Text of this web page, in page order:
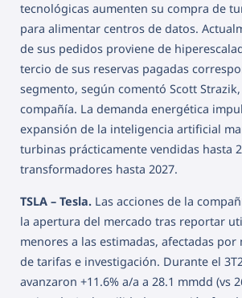
tecnológicas aumenten su compra de
para alimentar centros de datos.
de sus pedidos proviene de
tercio de sus reservas pagadas
segmento, según comentó Scott Strazik,
compañía. La demanda energética
expansión de la inteligencia artificial
turbinas prácticamente vendidas hasta
transformadores hasta 2027.
TSLA – Tesla. Las acciones de la
la apertura del mercado tras reportar
menores a las estimadas, afectadas por
de tarifas e investigación. Durante el
avanzaron +11.6% a/a a 28.1 mmdd (vs